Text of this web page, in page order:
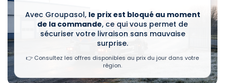
Avec Groupasol, le prix est bloqué au moment
de la commande, ce qui vous permet de
sécuriser votre livraison sans mauvaise
surprise.
👉 Consultez les offres disponibles au prix du jour dans votre
région.